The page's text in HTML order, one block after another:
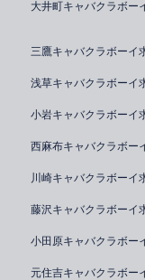
大井町キャバクラボー
三鷹キャバクラボーイ
浅草キャバクラボーイ
小岩キャバクラボーイ
西麻布キャバクラボー
川崎キャバクラボーイ
藤沢キャバクラボーイ
小田原キャバクラボー
元住吉キャバクラボー